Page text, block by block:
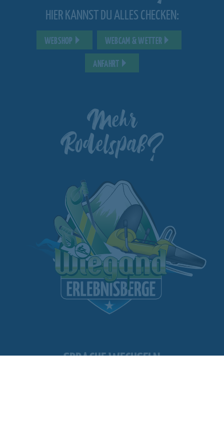
HIER KANNST DU ALLES CHECKEN:
WEBSHOP WEBCAM & WETTER
ANFAHRT
SPRACHE WECHSELN
Mehr
Rodelspaß?